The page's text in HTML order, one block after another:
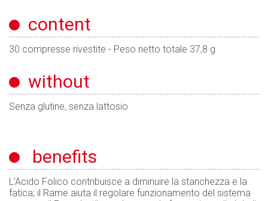
content
30 compresse rivestite - Peso netto totale 37,8 g
without
Senza glutine, senza lattosio
benefits
L’Acido Folico contribuisce a diminuire la stanchezza e la
fatica; il Rame aiuta il regolare funzionamento del sistema